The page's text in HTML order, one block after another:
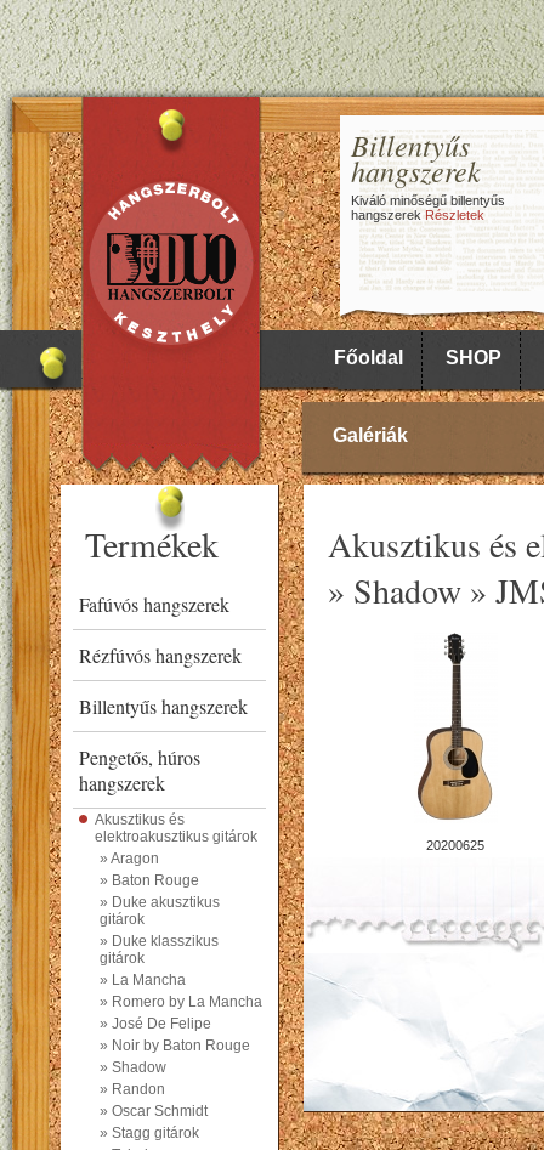
Billentyűs
hangszerek
Kiváló minőségű billentyűs
hangszerekRészletek
Főoldal SHOP
Galériák
Termékek
Fafúvós hangszerek
Rézfúvós hangszerek
Billentyűs hangszerek
Pengetős, húros
hangszerek
Akusztikus és
elektroakusztikus gitárok
» Aragon
» Baton Rouge
» Duke akusztikus
gitárok
» Duke klasszikus
gitárok
» La Mancha
» Romero by La Mancha
» José De Felipe
» Noir by Baton Rouge
» Shadow
» Randon
» Oscar Schmidt
» Stagg gitárok
Akusztikus és
» Shadow »
20200625